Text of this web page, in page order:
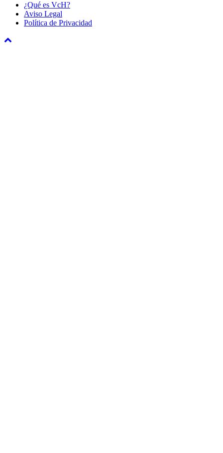
¿Qué es VcH?
Aviso Legal
Política de Privacidad